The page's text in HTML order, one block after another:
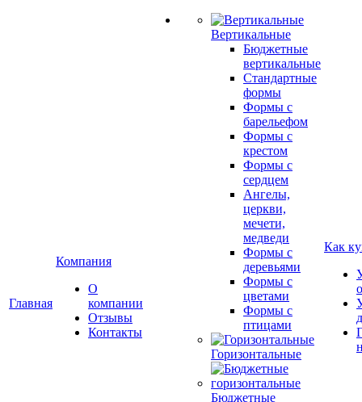
Главная
Компания
О
компании
Отзывы
Контакты
Вертикальные
Бюджетные
вертикальные
Стандартные
формы
Формы с
барельефом
Формы с
крестом
Формы с
сердцем
Ангелы,
церкви,
мечети,
медведи
Формы с
деревьями
Формы с
цветами
Формы с
птицами
Горизонтальные
Бюджетные
Как